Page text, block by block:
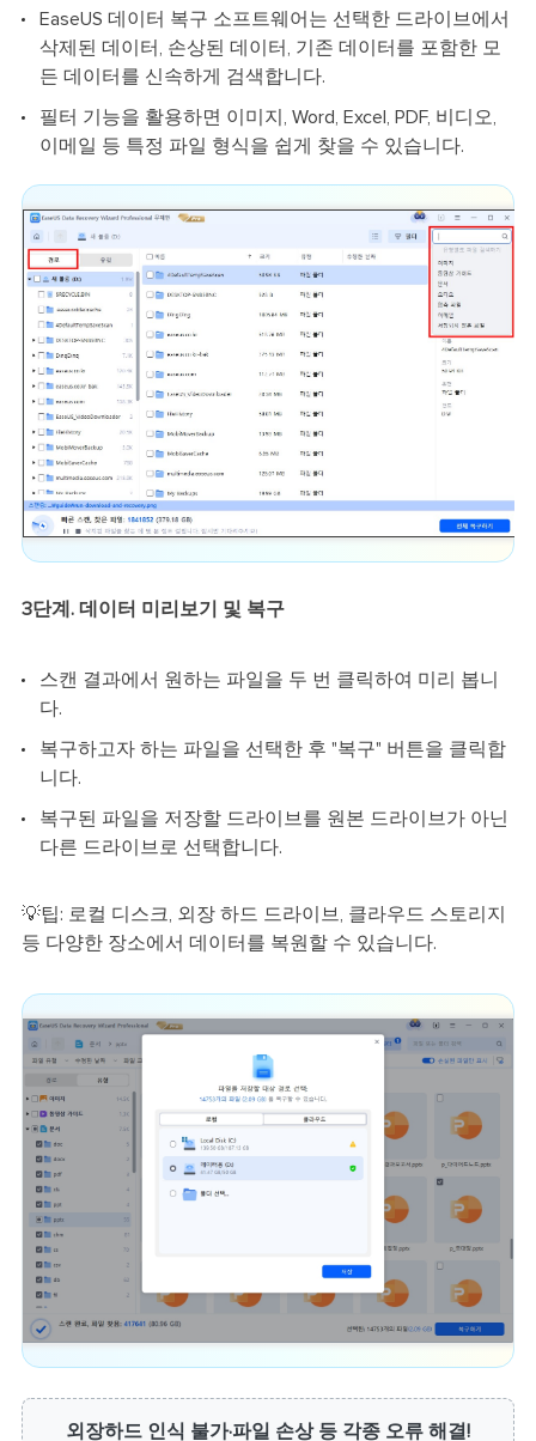
EaseUS 데이터 복구 소프트웨어는 선택한 드라이브에서
삭제된 데이터, 손상된 데이터, 기존 데이터를 포함한 모
든 데이터를 신속하게 검색합니다.
필터 기능을 활용하면 이미지, Word, Excel, PDF, 비디오,
이메일 등 특정 파일 형식을 쉽게 찾을 수 있습니다.
3단계. 데이터 미리보기 및 복구
스캔 결과에서 원하는 파일을 두 번 클릭하여 미리 봅니
다.
복구하고자 하는 파일을 선택한 후 "복구" 버튼을 클릭합
니다.
복구된 파일을 저장할 드라이브를 원본 드라이브가 아닌
다른 드라이브로 선택합니다.
💡팁: 로컬 디스크, 외장 하드 드라이브, 클라우드 스토리지
등 다양한 장소에서 데이터를 복원할 수 있습니다.
외장하드 인식 불가·파일 손상 등 각종 오류 해결!